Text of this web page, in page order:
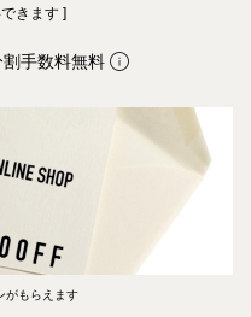
きます ]
手数料無料
がもらえます